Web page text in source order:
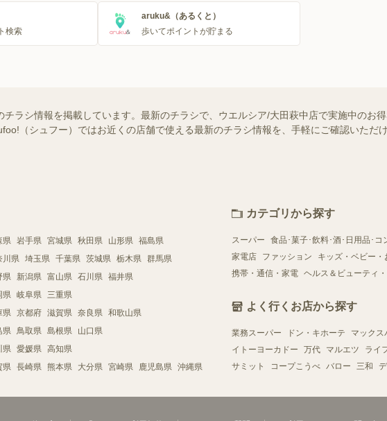
検索
aruku&（あるくと）
歩いてポイントが貯まる
チラシ情報を掲載しています。最新のチラシで、ウエルシア/大田萩中店で実施中のお
（シュフー）ではお近くの店舗で使える最新のチラシ情報を、手軽にご確認いただ
県 岩手県 宮城県 秋田県 山形県 福島県
川県 埼玉県 千葉県 茨城県 栃木県 群馬県
県 新潟県 富山県 石川県 福井県
県 岐阜県 三重県
県 京都府 滋賀県 奈良県 和歌山県
県 鳥取県 島根県 山口県
県 愛媛県 高知県
県 長崎県 熊本県 大分県 宮崎県 鹿児島県 沖縄県
カテゴリから探す
スーパー 食品･菓子･飲料･酒･日用品･コ
家電店
ファッション キッズ・ベビー・
携帯・通信・家電 ヘルス＆ビューティ
よく行くお店から探す
業務スーパー ドン・キホーテ マックス
イトーヨーカドー
万代 マルエツ ライ
サミット
コープこうべ バロー 三和